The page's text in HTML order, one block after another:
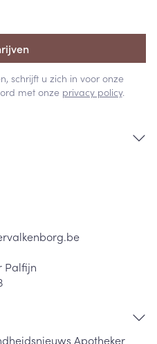
schrijft u zich in voor onze
met onze privacy policy.
Palfijn
Apotheker